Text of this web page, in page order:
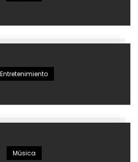
Entretenimiento
Música